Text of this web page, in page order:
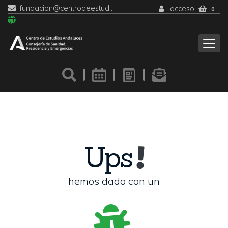
fundacion@centrodeestudiosandaluces.es acceso 0
Ups
hemos dado con un